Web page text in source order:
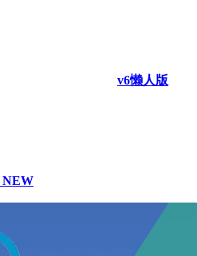
v6懒人版
NEW